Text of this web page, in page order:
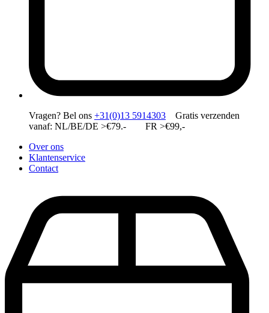
Vragen? Bel ons +31(0)13 5914303 Gratis verzenden
vanaf: NL/BE/DE >€79.- FR >€99,-
Over ons
Klantenservice
Contact